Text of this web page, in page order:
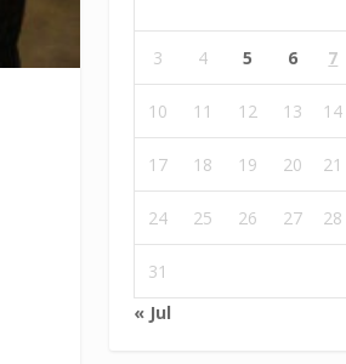
3 4 5 6 7
10 11 12 13 14
17 18 19 20 21
24 25 26 27 28
31
« Jul